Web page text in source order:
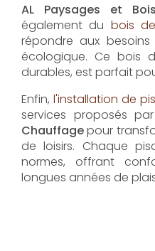
AL Paysages et
également du bois
répondre aux
écologique. Ce bois
durables, est parfait
Enfin, l'installation de
services proposés par
Chauffagepour
de loisirs. Chaque
normes, offrant
longues années de